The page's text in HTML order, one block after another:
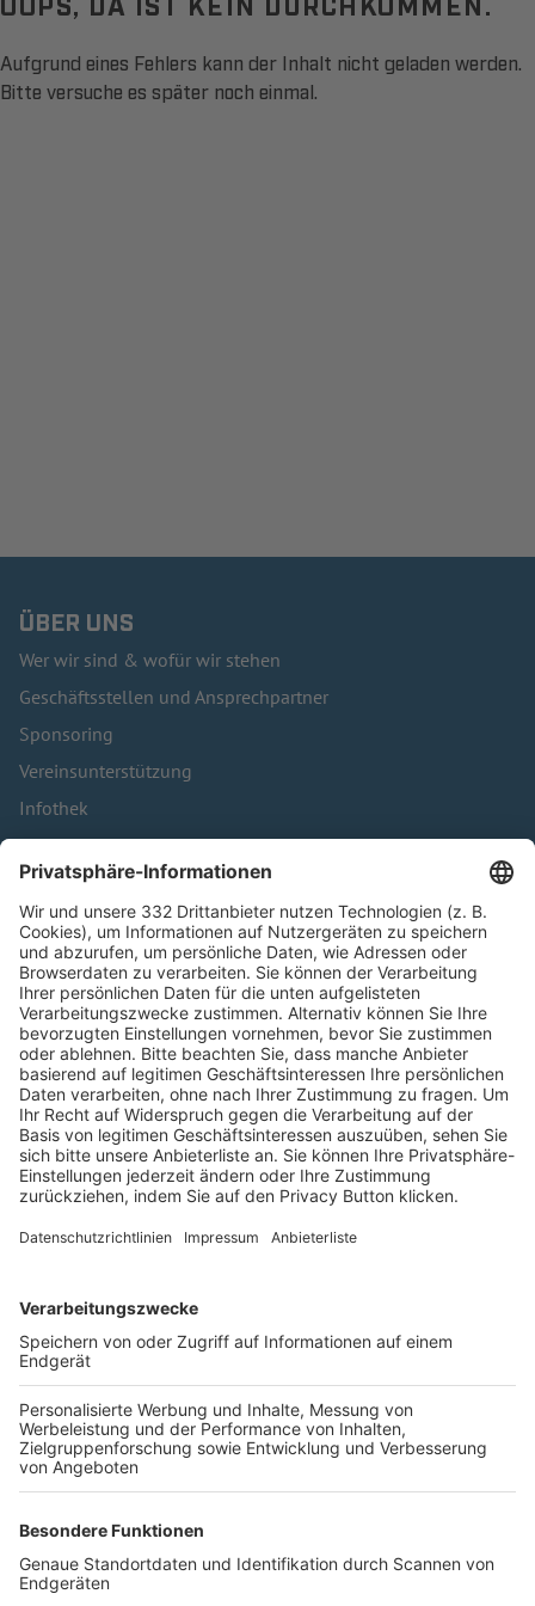
Aufgrund eines Fehlers kann der Inhalt nicht geladen werden.
Bitte versuche es später noch einmal.
ÜBER UNS
Wer wir sind & wofür wir stehen
Geschäftsstellen und Ansprechpartner
Sponsoring
Vereinsunterstützung
Infothek
Kontakt
HÄUFIG BESUCHTE SEITEN
Pässe und Vereinswechsel
Trainerausbildung
Schulungsangebot Vereinsmitarbeiter
BFV-Geschäftsstellen
Trainerbörse
Login SpielPlus
FOLGE DEM BFV
TOP-VEREINE
TOP-PARTNER